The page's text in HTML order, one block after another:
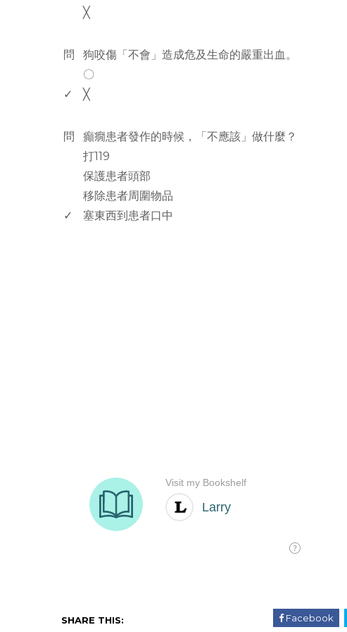
╳
問
狗咬傷「不會」造成危及生命的嚴重出血。
〇
✓
╳
問
癲癇患者發作的時候，「不應該」做什麼？
打119
保護患者頭部
移除患者周圍物品
✓
塞東西到患者口中
SHARE THIS: Facebook